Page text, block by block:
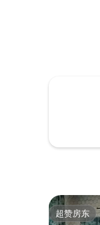
超赞房东
超赞房东